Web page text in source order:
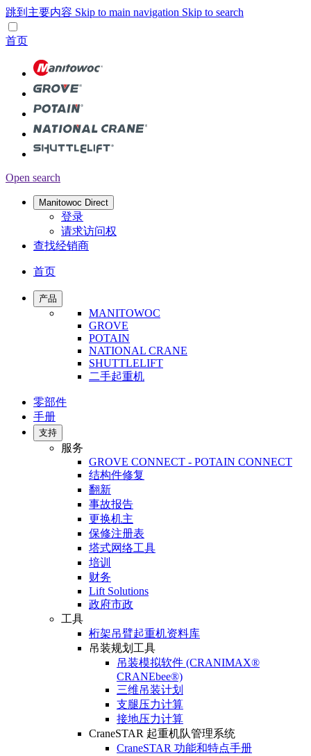
跳到主要内容 Skip to main navigation Skip to search
首页
Open search
Manitowoc Direct
登录
请求访问权
查找经销商
首页
产品
MANITOWOC
GROVE
POTAIN
NATIONAL CRANE
SHUTTLELIFT
二手起重机
零部件
手册
支持
服务
GROVE CONNECT - POTAIN CONNECT
结构件修复
翻新
事故报告
更换机主
保修注册表
塔式网络工具
培训
财务
Lift Solutions
政府市政
工具
桁架吊臂起重机资料库
吊装规划工具
吊装模拟软件 (CRANIMAX®
CRANEbee®)
三维吊装计划
支腿压力计算
接地压力计算
CraneSTAR 起重机队管理系统
CraneSTAR 功能和特点手册